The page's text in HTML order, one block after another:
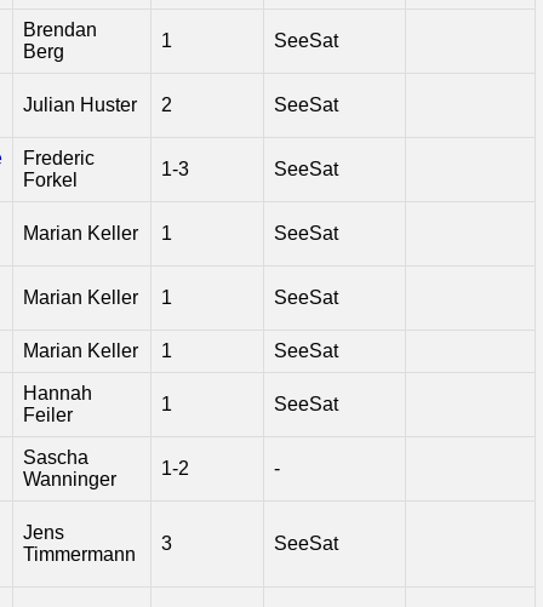
Brendan
Berg
1 SeeSat
Julian Huster 2 SeeSat
Frederic
Forkel
1-3 SeeSat
Marian Keller 1 SeeSat
Marian Keller 1 SeeSat
Marian Keller 1 SeeSat
Hannah
Feiler
1 SeeSat
Sascha
Wanninger
1-2 -
Jens
Timmermann
3 SeeSat